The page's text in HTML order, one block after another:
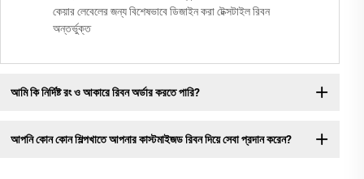
কেয়ার লেবেলের জন্য বিশেষভাবে ডিজাইন করা টেক্সটাইল রিবন
অন্তর্ভুক্ত
আমি কি নির্দিষ্ট রং ও আকারে রিবন অর্ডার করতে পারি?
আপনি কোন কোন শিল্পখাতে আপনার কাস্টমাইজড রিবন দিয়ে সেবা প্রদান করেন?